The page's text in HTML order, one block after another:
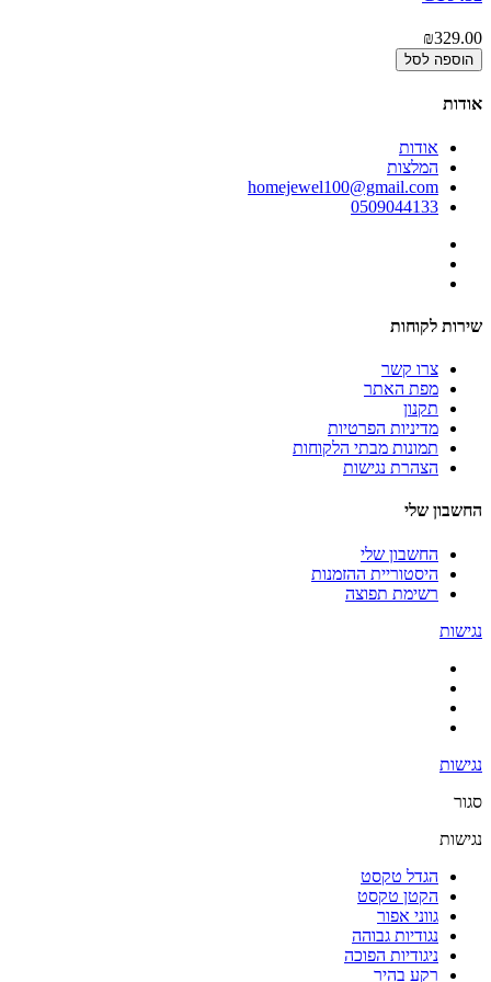
₪329.00
הוספה לסל
אודות
אודות
המלצות
homejewel100@gmail.com
0509044133
שירות לקוחות
צרו קשר
מפת האתר
תקנון
מדיניות הפרטיות
תמונות מבתי הלקוחות
הצהרת נגישות
החשבון שלי
החשבון שלי
היסטוריית ההזמנות
רשימת תפוצה
נגישות
נגישות
סגור
נגישות
הגדל טקסט
הקטן טקסט
גווני אפור
נגודיות גבוהה
ניגודיות הפוכה
רקע בהיר